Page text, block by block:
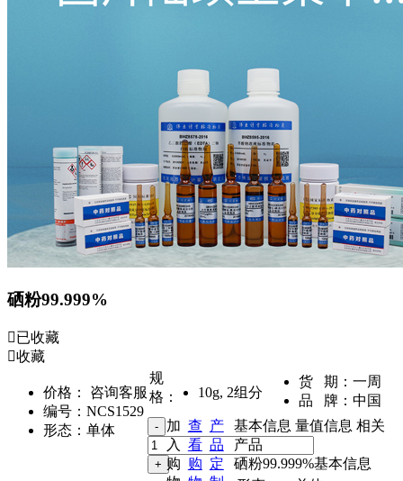
硒粉99.999%
已收藏
收藏
价格：
咨询客服
编号： NCS1529
形态： 单体
货 期： 一周
品 牌： 中国
规
格：
10g, 2组分
加
入
购
查
看
购
产
品
定
基本信息 量值信息 相关
产品
硒粉99.999%基本信息